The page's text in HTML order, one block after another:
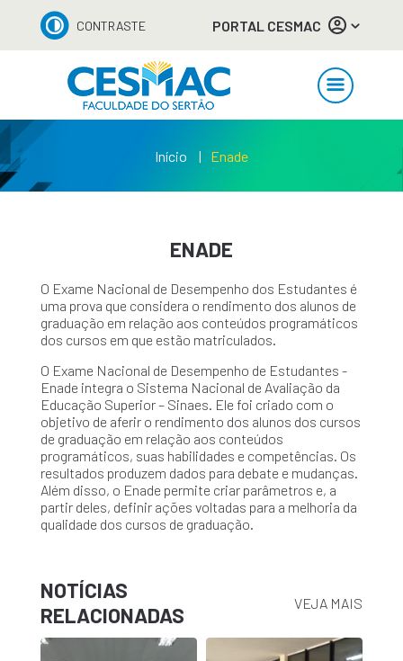
CONTRASTE PORTAL CESMAC
Início Enade
ENADE
O Exame Nacional de Desempenho dos Estudantes é
uma prova que considera o rendimento dos alunos de
graduação em relação aos conteúdos programáticos
dos cursos em que estão matriculados.
O Exame Nacional de Desempenho de Estudantes -
Enade integra o Sistema Nacional de Avaliação da
Educação Superior – Sinaes. Ele foi criado com o
objetivo de aferir o rendimento dos alunos dos cursos
de graduação em relação aos conteúdos
programáticos, suas habilidades e competências. Os
resultados produzem dados para debate e mudanças.
Além disso, o Enade permite criar parâmetros e, a
partir deles, definir ações voltadas para a melhoria da
qualidade dos cursos de graduação.
NOTÍCIAS
RELACIONADAS
VEJA MAIS